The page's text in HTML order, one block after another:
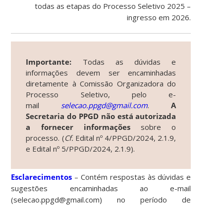
todas as etapas do Processo Seletivo 2025 –
ingresso em 2026.
Importante: Todas as dúvidas e
informações devem ser encaminhadas
diretamente à Comissão Organizadora do
Processo Seletivo, pelo e-
mail selecao.ppgd@gmail.com.A
Secretaria do PPGD não está autorizada
a fornecer informaçõessobre o
processo. (Cf. Edital nº 4/PPGD/2024, 2.1.9,
e Edital nº 5/PPGD/2024, 2.1.9).
Esclarecimentos – Contém respostas às dúvidas e
sugestões encaminhadas ao e-mail
(selecao.ppgd@gmail.com) no período de